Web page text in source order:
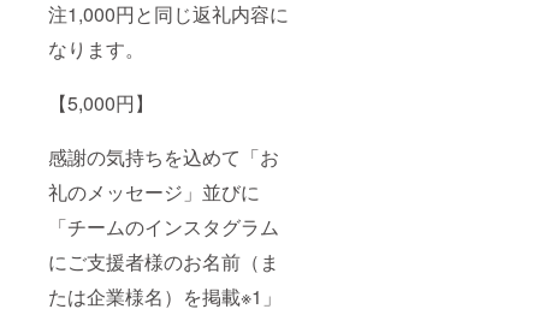
注1,000円と同じ返礼内容に
なります。
【5,000円】
感謝の気持ちを込めて「お
礼のメッセージ」並びに
「チームのインスタグラム
にご支援者様のお名前（ま
たは企業様名）を掲載※1」